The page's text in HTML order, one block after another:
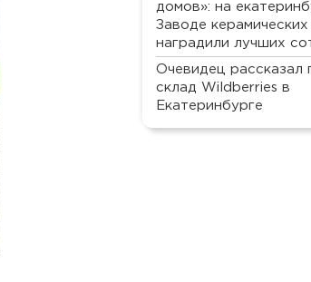
домов»: на
Заводе керамических
наградили лучших
Очевидец рассказал
склад Wildberries в
Екатеринбурге